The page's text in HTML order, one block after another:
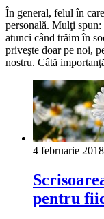
În general, felul în
personală. Mulţi spun:
atunci când trăim în
priveşte doar pe noi,
nostru. Câtă
4 februarie 2018
pentru